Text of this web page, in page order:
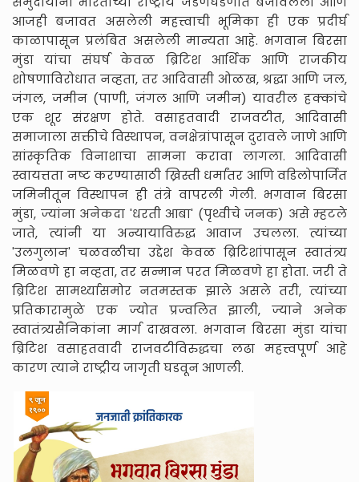
आजही बजावत असलेली महत्त्वाची भूमिका ही एक प्रदीर्घ
काळापासून प्रलंबित असलेली मान्यता आहे. भगवान बिरसा
मुंडा यांचा संघर्ष केवळ ब्रिटिश आर्थिक आणि राजकीय
शोषणाविरोधात नव्हता, तर आदिवासी ओळख, श्रद्धा आणि जल,
जंगल, जमीन (पाणी, जंगल आणि जमीन) यावरील हक्कांचे
एक शूर संरक्षण होते. वसाहतवादी राजवटीत, आदिवासी
समाजाला सक्तीचे विस्थापन, वनक्षेत्रांपासून दुरावले जाणे आणि
सांस्कृतिक विनाशाचा सामना करावा लागला. आदिवासी
स्वायत्तता नष्ट करण्यासाठी ख्रिस्ती धर्मांतर आणि वडिलोपार्जित
जमिनीतून विस्थापन ही तंत्रे वापरली गेली. भगवान बिरसा
मुंडा, ज्यांना अनेकदा 'धरती आबा' (पृथ्वीचे जनक) असे म्हटले
जाते, त्यांनी या अन्यायाविरुद्ध आवाज उचलला. त्यांच्या
'उलगुलान' चळवळीचा उद्देश केवळ ब्रिटिशांपासून स्वातंत्र्य
मिळवणे हा नव्हता, तर सन्मान परत मिळवणे हा होता. जरी ते
ब्रिटिश सामर्थ्यासमोर नतमस्तक झाले असले तरी, त्यांच्या
प्रतिकारामुळे एक ज्योत प्रज्वलित झाली, ज्याने अनेक
स्वातंत्र्यसैनिकांना मार्ग दाखवला. भगवान बिरसा मुंडा यांचा
ब्रिटिश वसाहतवादी राजवटीविरुद्धचा लढा महत्त्वपूर्ण आहे
कारण त्याने राष्ट्रीय जागृती घडवून आणली.